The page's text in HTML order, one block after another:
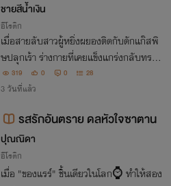
ชายสีน้ำเงิน
อีโรติก
เมื่อสายลับสาวผู้หยิ่งผยองติดกับดักแก๊สพิ
ษปลุกเร้า ร่างกายที่เคยแข็งแกร่งกลับทรยศ
ยอมสยบราบคาบใต้ร่างจอมวายร้าย กลายเ
ป็นทาสราคะชั่วนิรันดร์!
319 0 0 28
3 วันที่แล้ว
รสรักอันตราย ดลหัวใจซาตาน
ปุณณิดา
อีโรติก
เมื่อ "ของแรร์" ชิ้นเดียวในโลก⌚️ ทำให้สอง